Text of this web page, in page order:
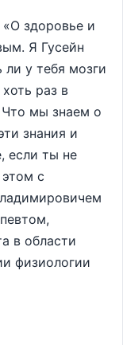
здоровье и
Я Гусейн
у тебя мозги
раз в
мы знаем о
знания и
если ты не
с
в области
физиологии